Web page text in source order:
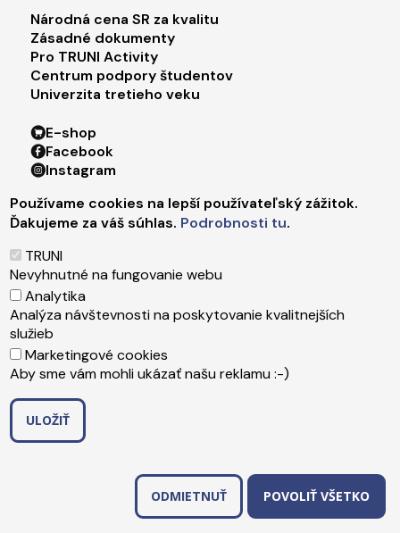
Footer menu 3
Národná cena SR za kvalitu
Zásadné dokumenty
Pro TRUNI Activity
Centrum podpory študentov
Univerzita tretieho veku
Footer menu 4
E-shop
Facebook
Instagram
LinkedIn
Youtube
TikTok
Päta
Správca obsahu
Technická podpora
Vyhlásenie o prístupnosti
Ochrana osobných údajov
Cookies
Upraviť preferencie cookies
ActivIT s.r.o.
Používame cookies na lepší používateľský zážitok.
Ďakujeme za váš súhlas. Podrobnosti tu.
TRUNI
Nevyhnutné na fungovanie webu
Analytika
Analýza návštevnosti na poskytovanie kvalitnejších
služieb
Marketingové cookies
Aby sme vám mohli ukázať našu reklamu :-)
ULOŽIŤ
ODMIETNUŤ POVOLIŤ VŠETKO